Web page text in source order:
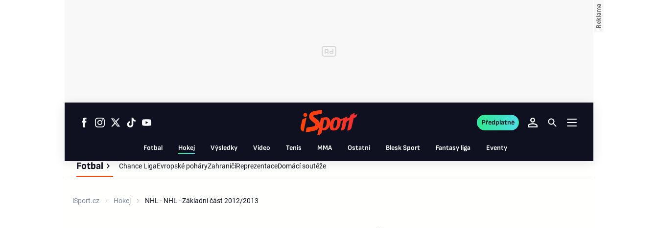
Fotbal Hokej Výsledky Video Tenis MMA Ostatní Blesk Sport Fantasy liga Eventy
Předplatné
Fotbal Chance LigaEvropské poháryZahraničíReprezentaceDomácí soutěže
iSport.cz Hokej NHL - NHL - Základní část 2012/2013